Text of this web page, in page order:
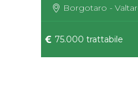
Borgotaro -
75.000 trattabile